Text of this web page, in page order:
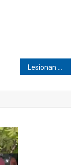
Lesionan a masculino con arma de fuego en Pinotepa